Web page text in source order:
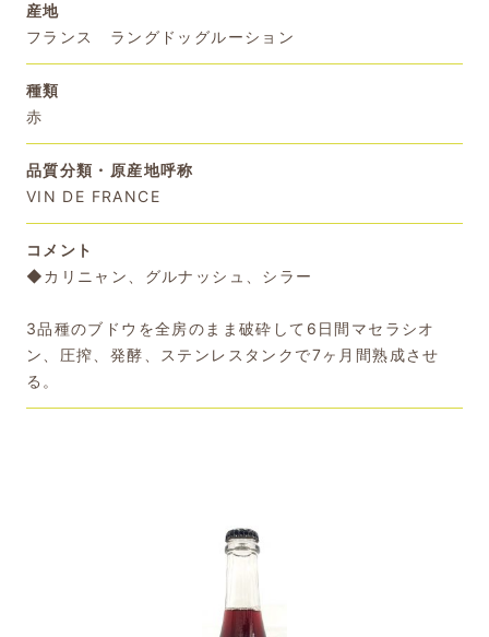
産地
フランス ラングドッグルーション
種類
赤
品質分類・原産地呼称
VIN DE FRANCE
コメント
◆カリニャン、グルナッシュ、シラー
3品種のブドウを全房のまま破砕して6日間マセラシオ
ン、圧搾、発酵、ステンレスタンクで7ヶ月間熟成させ
る。